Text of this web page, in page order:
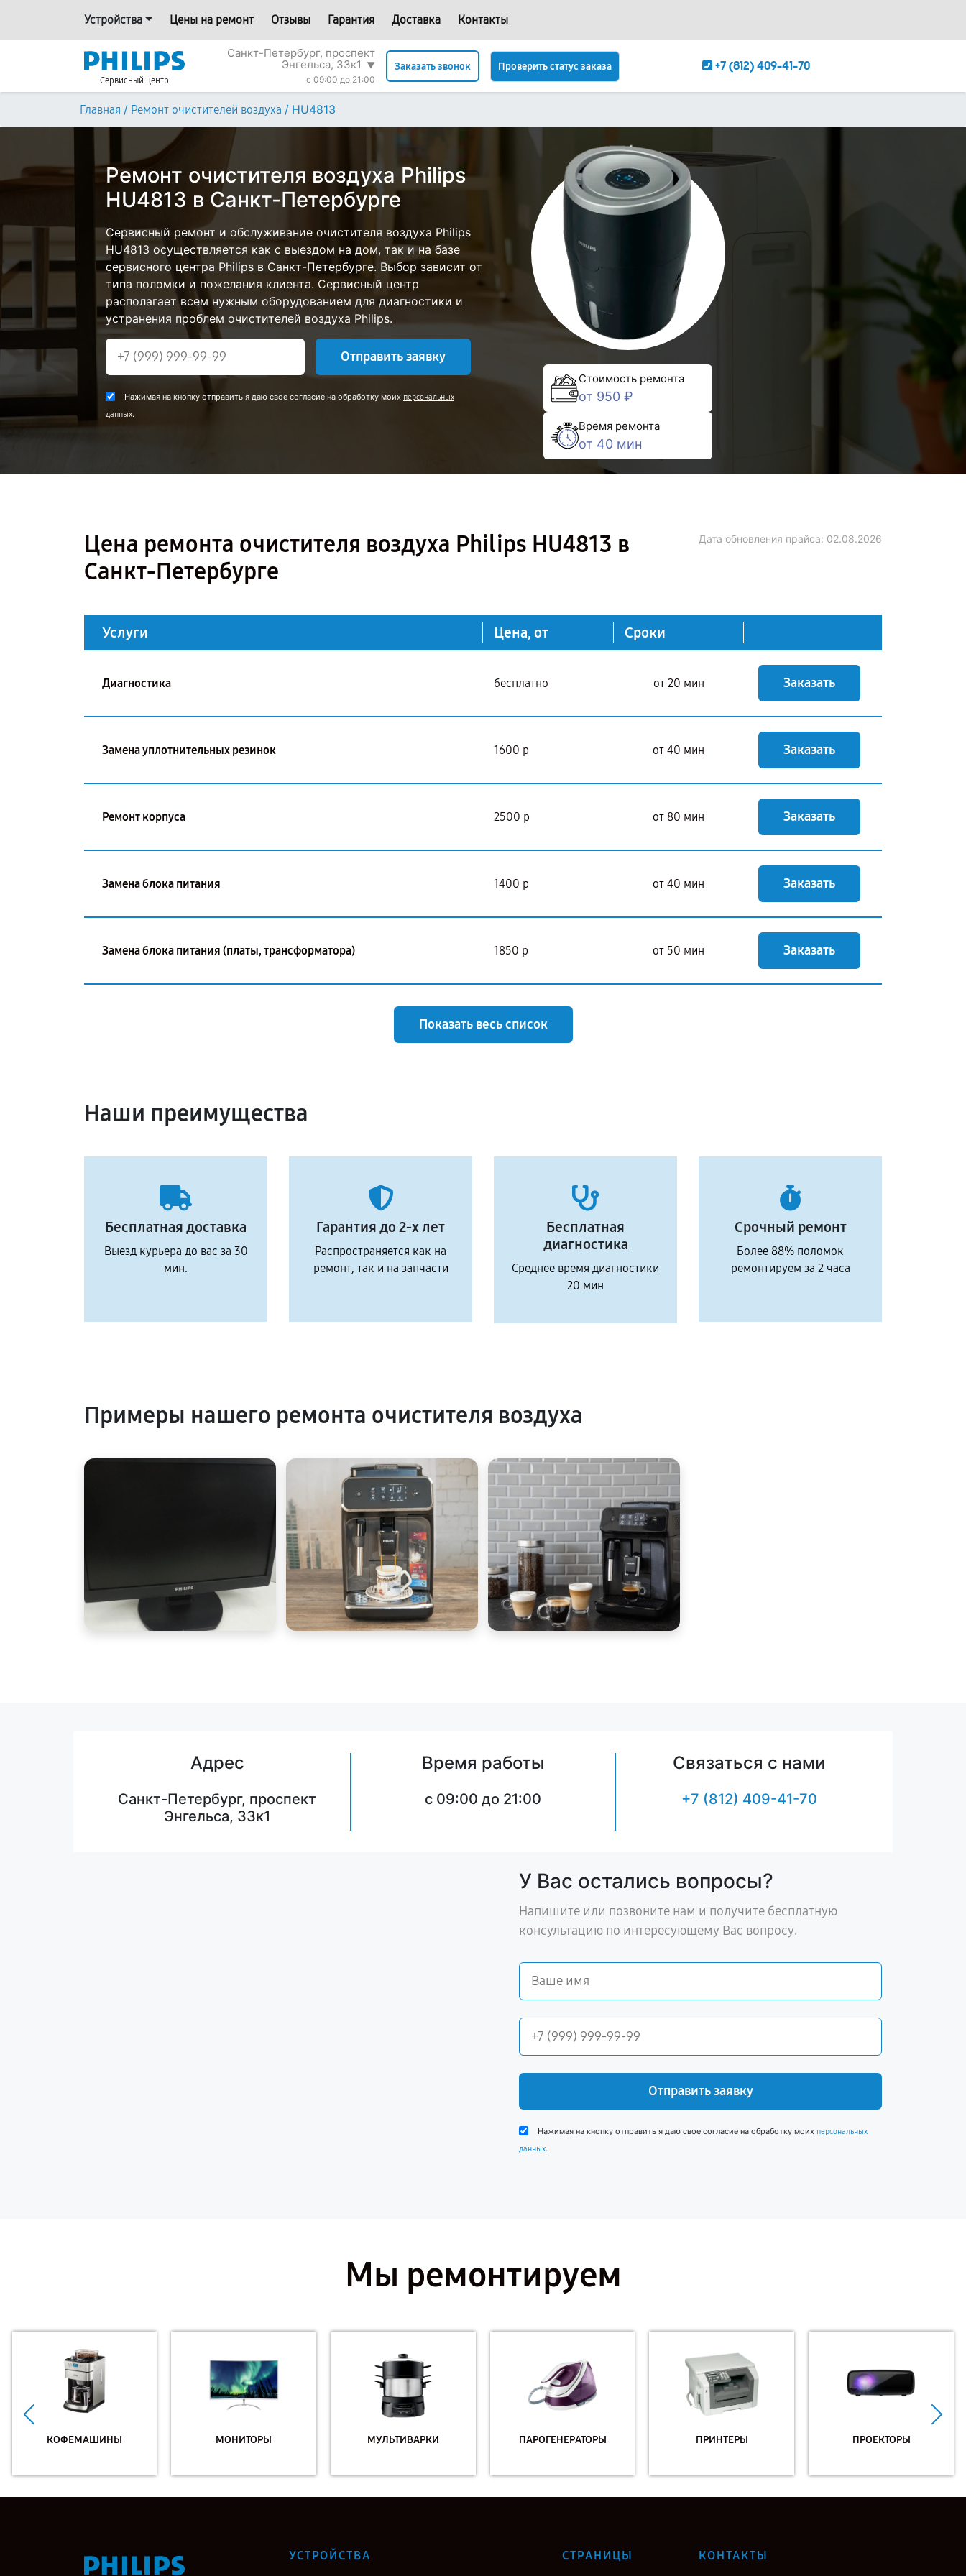
Устройства Цены на ремонт Отзывы Гарантия Доставка Контакты
Сервисный центр
Санкт-Петербург, проспект
Энгельса, 33к1
▼
c 09:00 до 21:00
Заказать звонок Проверить статус заказа +7 (812) 409-41-70
Главная / Ремонт очистителей воздуха / HU4813
Ремонт очистителя воздуха Philips
HU4813 в Санкт-Петербурге
Сервисный ремонт и обслуживание очистителя воздуха Philips
HU4813 осуществляется как с выездом на дом, так и на базе
сервисного центра Philips в Санкт-Петербурге. Выбор зависит от
типа поломки и пожелания клиента. Сервисный центр
располагает всем нужным оборудованием для диагностики и
устранения проблем очистителей воздуха Philips.
Отправить заявку
Нажимая на кнопку отправить я даю свое согласие на обработку моих персональных
данных.
Стоимость ремонта
от 950 ₽
Время ремонта
от 40 мин
Цена ремонта очистителя воздуха Philips HU4813 в
Санкт-Петербурге
Дата обновления прайса: 02.08.2026
Услуги Цена, от Сроки
Диагностика бесплатно от 20 мин Заказать
Замена уплотнительных резинок 1600 р от 40 мин Заказать
Ремонт корпуса 2500 р от 80 мин Заказать
Замена блока питания 1400 р от 40 мин Заказать
Замена блока питания (платы, трансформатора) 1850 р от 50 мин Заказать
Показать весь список
Наши преимущества
Бесплатная доставка
Выезд курьера до вас за 30
мин.
Гарантия до 2-х лет
Распространяется как на
ремонт, так и на запчасти
Бесплатная
диагностика
Среднее время диагностики
20 мин
Срочный ремонт
Более 88% поломок
ремонтируем за 2 часа
Примеры нашего ремонта очистителя воздуха
Адрес
Санкт-Петербург, проспект
Энгельса, 33к1
Время работы
c 09:00 до 21:00
Связаться с нами
+7 (812) 409-41-70
У Вас остались вопросы?
Напишите или позвоните нам и получите бесплатную
консультацию по интересующему Вас вопросу.
Отправить заявку
Нажимая на кнопку отправить я даю свое согласие на обработку моих персональных
данных.
Мы ремонтируем
КОФЕМАШИНЫ МОНИТОРЫ МУЛЬТИВАРКИ ПАРОГЕНЕРАТОРЫ ПРИНТЕРЫ ПРОЕКТОРЫ
УСТРОЙСТВА СТРАНИЦЫ КОНТАКТЫ